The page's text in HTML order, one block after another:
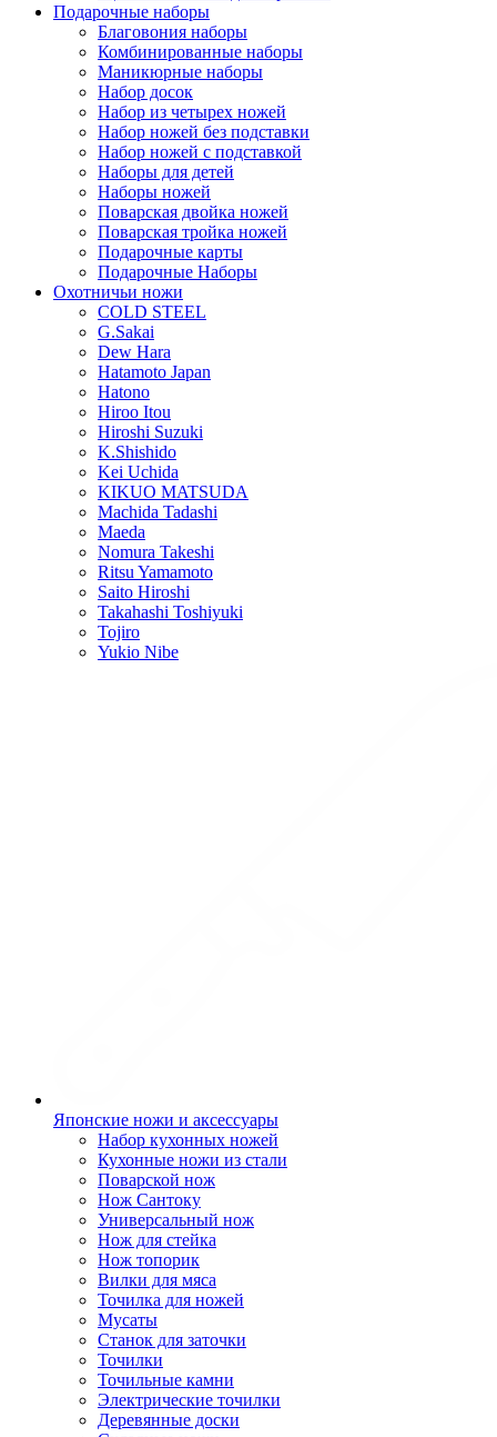
Подарочные наборы
Благовония наборы
Комбинированные наборы
Маникюрные наборы
Набор досок
Набор из четырех ножей
Набор ножей без подставки
Набор ножей с подставкой
Наборы для детей
Наборы ножей
Поварская двойка ножей
Поварская тройка ножей
Подарочные карты
Подарочные Наборы
Охотничьи ножи
COLD STEEL
G.Sakai
Dew Hara
Hatamoto Japan
Hatono
Hiroo Itou
Hiroshi Suzuki
K.Shishido
Kei Uchida
KIKUO MATSUDA
Machida Tadashi
Maeda
Nomura Takeshi
Ritsu Yamamoto
Saito Hiroshi
Takahashi Toshiyuki
Tojiro
Yukio Nibe
Японские ножи и аксессуары
Набор кухонных ножей
Кухонные ножи из стали
Поварской нож
Нож Сантоку
Универсальный нож
Нож для стейка
Нож топорик
Вилки для мяса
Точилка для ножей
Мусаты
Станок для заточки
Точилки
Точильные камни
Электрические точилки
Деревянные доски